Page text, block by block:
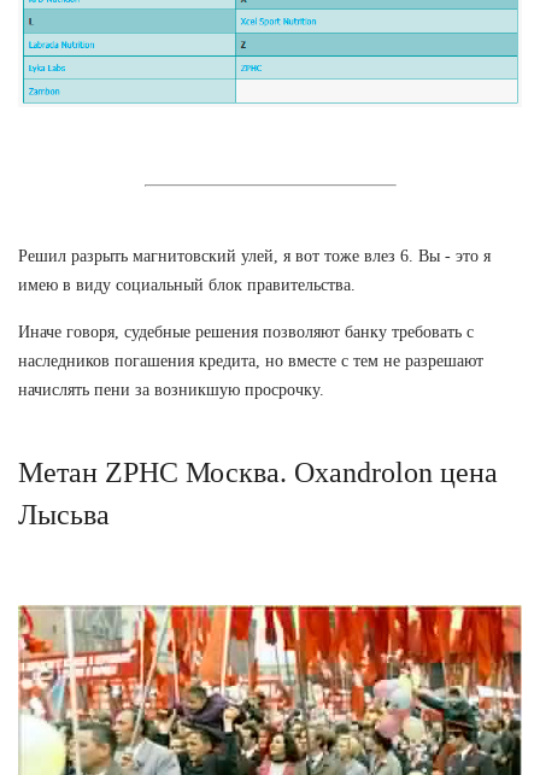
Решил разрыть магнитовский улей, я вот тоже влез 6. Вы - это я
имею в виду социальный блок правительства.
Иначе говоря, судебные решения позволяют банку требовать с
наследников погашения кредита, но вместе с тем не разрешают
начислять пени за возникшую просрочку.
Метан ZPHC Москва. Oxandrolon цена
Лысьва